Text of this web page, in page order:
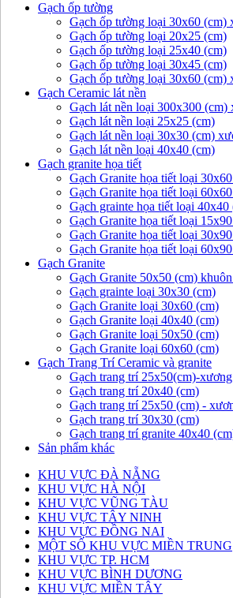
Gạch ốp tường
Gạch ốp tường loại 30x60 (cm)
Gạch ốp tường loại 20x25 (cm)
Gạch ốp tường loại 25x40 (cm)
Gạch ốp tường loại 30x45 (cm)
Gạch ốp tường loại 30x60 (cm)
Gạch Ceramic lát nền
Gạch lát nền loại 300x300 (cm)
Gạch lát nền loại 25x25 (cm)
Gạch lát nền loại 30x30 (cm)
Gạch lát nền loại 40x40 (cm)
Gạch granite họa tiết
Gạch Granite họa tiết loại
Gạch Granite họa tiết loại
Gạch grainte họa tiết loại 40x40
Gạch Granite họa tiết loại
Gạch Granite họa tiết loại
Gạch Granite họa tiết loại
Gạch Granite
Gạch Granite 50x50 (cm)
Gạch grainte loại 30x30 (cm)
Gạch Granite loại 30x60 (cm)
Gạch Granite loại 40x40 (cm)
Gạch Granite loại 50x50 (cm)
Gạch Granite loại 60x60 (cm)
Gạch Trang Trí Ceramic và granite
Gạch trang trí 25x50(cm)-
Gạch trang trí 20x40 (cm)
Gạch trang trí 25x50 (cm) -
Gạch trang trí 30x30 (cm)
Gạch trang trí granite 40x40
Sản phẩm khác
KHU VỰC ĐÀ NẴNG
KHU VỰC HÀ NỘI
KHU VỰC VŨNG TÀU
KHU VỰC TÂY NINH
KHU VỰC ĐỒNG NAI
MỘT SỐ KHU VỰC MIỀN TRUNG
KHU VỰC TP. HCM
KHU VỰC BÌNH DƯƠNG
KHU VỰC MIỀN TÂY